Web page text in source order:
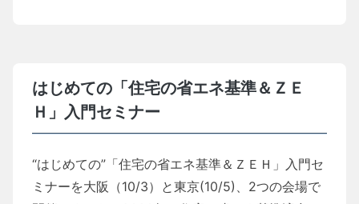
はじめての「住宅の省エネ基準＆ＺＥ
Ｈ」入門セミナー
“はじめての”「住宅の省エネ基準＆ＺＥＨ」入門セ
ミナーを大阪（10/3）と東京(10/5)、2つの会場で